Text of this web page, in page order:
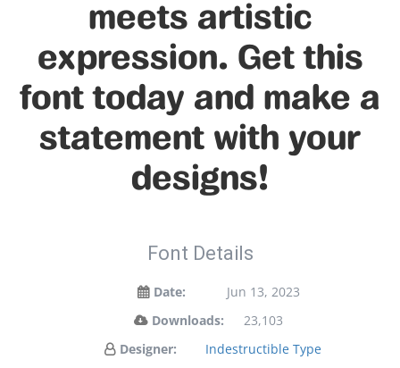
meets artistic
expression. Get this
font today and make a
statement with your
designs!
Font Details
Date:
Jun 13, 2023
Downloads:
23,103
Designer:
Indestructible Type